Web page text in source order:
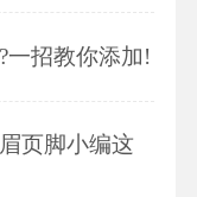
一招教你添加!
页脚小编这